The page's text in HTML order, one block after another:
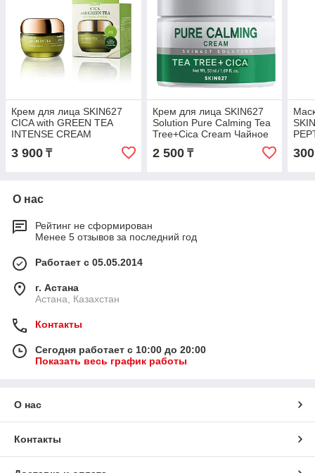
Крем для лица SKIN627
CICA with GREEN TEA
INTENSE CREAM
Центелла и Зеленый чай
50 мл
3 900 ₸
Крем для лица SKIN627
Solution Pure Calming Tea
Tree+Cica Cream Чайное
дерево + Центелла 50 мл
2 500₸ 300
О нас
Рейтинг не сформирован
Менее 5 отзывов за последний год
Работает с 05.05.2014
г. Астана
Астана, Казахстан
Контакты
Сегодня работает с 10:00 до 20:00
Показать весь график работы
О нас
Контакты